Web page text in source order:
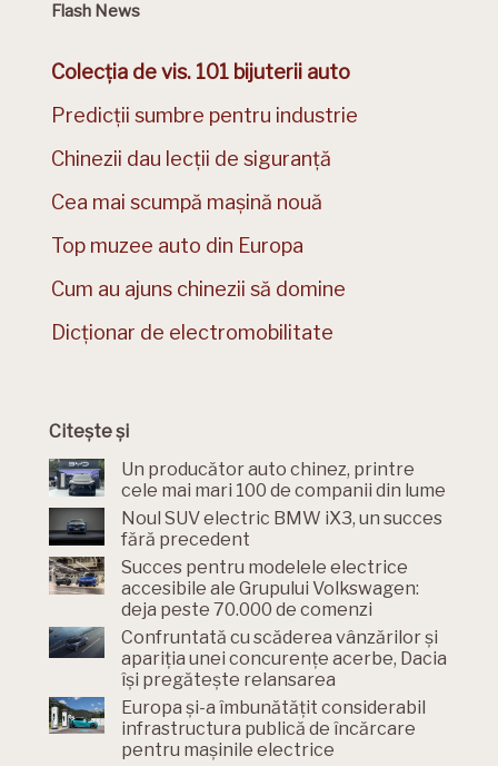
Flash News
Colecția de vis. 101 bijuterii auto
Predicții sumbre pentru industrie
Chinezii dau lecții de siguranță
Cea mai scumpă mașină nouă
Top muzee auto din Europa
Cum au ajuns chinezii să domine
Dicționar de electromobilitate
Citește și
Un producător auto chinez, printre
cele mai mari 100 de companii din lume
Noul SUV electric BMW iX3, un succes
fără precedent
Succes pentru modelele electrice
accesibile ale Grupului Volkswagen:
deja peste 70.000 de comenzi
Confruntată cu scăderea vânzărilor și
apariția unei concurențe acerbe, Dacia
își pregătește relansarea
Europa și-a îmbunătățit considerabil
infrastructura publică de încărcare
pentru mașinile electrice